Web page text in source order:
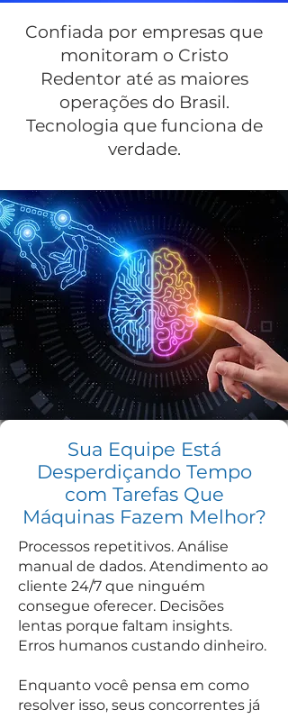
Confiada por empresas que
monitoram o Cristo
Redentor até as maiores
operações do Brasil.
Tecnologia que funciona de
verdade.
Sua Equipe Está
Desperdiçando Tempo
com Tarefas Que
Máquinas Fazem Melhor?
Processos repetitivos. Análise
manual de dados. Atendimento ao
cliente 24/7 que ninguém
consegue oferecer. Decisões
lentas porque faltam insights.
Erros humanos custando dinheiro.
Enquanto você pensa em como
resolver isso, seus concorrentes já